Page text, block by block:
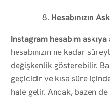
Hesabınızın
Instagram hesabım askıya
hesabınızın ne kadar
değişkenlik gösterebilir.
geçicidir ve kısa süre
hale gelir. Ancak, bazen de